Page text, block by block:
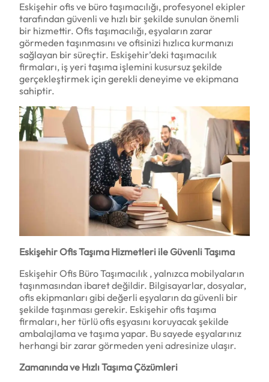
Eskişehir ofis ve büro taşımacılığı, profesyonel ekipler
tarafından güvenli ve hızlı bir şekilde sunulan önemli
bir hizmettir. Ofis taşımacılığı, eşyaların zarar
görmeden taşınmasını ve ofisinizi hızlıca kurmanızı
sağlayan bir süreçtir. Eskişehir’deki taşımacılık
firmaları, iş yeri taşıma işlemini kusursuz şekilde
gerçekleştirmek için gerekli deneyime ve ekipmana
sahiptir.
Eskişehir Ofis Taşıma Hizmetleri ile Güvenli Taşıma
Eskişehir Ofis Büro Taşımacılık , yalnızca mobilyaların
taşınmasından ibaret değildir. Bilgisayarlar, dosyalar,
ofis ekipmanları gibi değerli eşyaların da güvenli bir
şekilde taşınması gerekir. Eskişehir ofis taşıma
firmaları, her türlü ofis eşyasını koruyacak şekilde
ambalajlama ve taşıma yapar. Bu sayede eşyalarınız
herhangi bir zarar görmeden yeni adresinize ulaşır.
Zamanında ve Hızlı Taşıma Çözümleri